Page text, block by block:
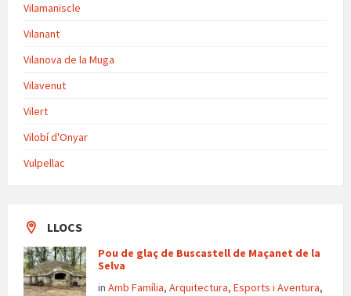
Vilamaniscle
Vilanant
Vilanova de la Muga
Vilavenut
Vilert
Vilobí d'Onyar
Vulpellac
LLOCS
Pou de glaç de Buscastell de Maçanet de la
Selva
in Amb Família, Arquitectura, Esports i Aventura,